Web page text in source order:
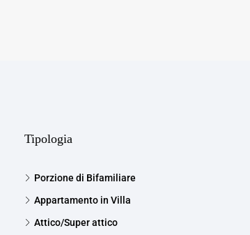
Tipologia
Porzione di Bifamiliare
Appartamento in Villa
Attico/Super attico